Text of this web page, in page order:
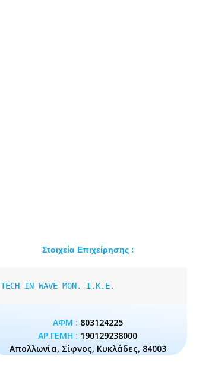
Στοιχεία Επιχείρησης :
TECH IN WAVE MON. I.K.E.
ΑΦΜ : 803124225
ΑΡ.ΓΕΜΗ : 190129238000
Απολλωνία, Σίφνος, Κυκλάδες, 84003